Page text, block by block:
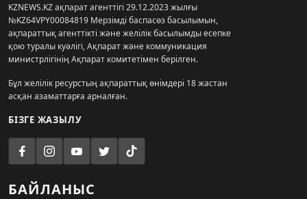
KZNEWS.KZ ақпарат агенттігі 29.12.2023 жылғы
№KZ64VPY00084819 Мерзімді баспасөз басылымын,
ақпараттық агенттікті және желілік басылымды есепке
қою туралы куәлігі, Ақпарат және коммуникация
министрлігінің Ақпарат комитетімен берілген.
Бұл желілік ресурстың ақпараттық өнімдері 18 жастан
асқан азаматтарға арналған.
БІЗГЕ ЖАЗЫЛУ
БАЙЛАНЫС